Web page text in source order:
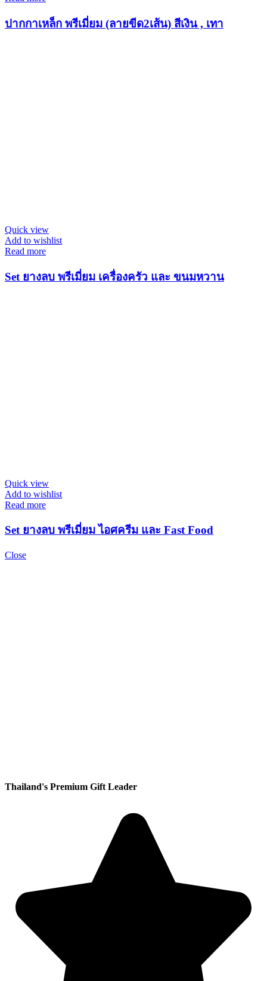
ปากกาเหล็ก พรีเมี่ยม (ลายขีด2เส้น) สีเงิน , เทา
Quick view
Add to wishlist
Read more
Set ยางลบ พรีเมี่ยม เครื่องครัว และ ขนมหวาน
Quick view
Add to wishlist
Read more
Set ยางลบ พรีเมี่ยม ไอศครีม และ Fast Food
Close
Thailand's Premium Gift Leader